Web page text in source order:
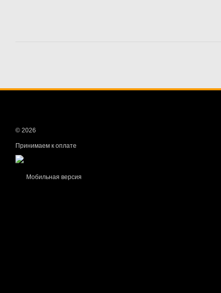
© 2026
Принимаем к оплате
Мобильная версия